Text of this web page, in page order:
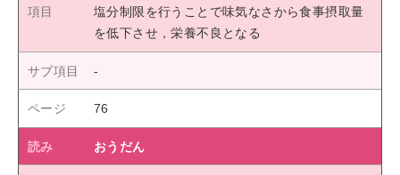
塩分制限を行うことで味気なさから食事摂取量
を低下させ，栄養不良となる
76
おうだん